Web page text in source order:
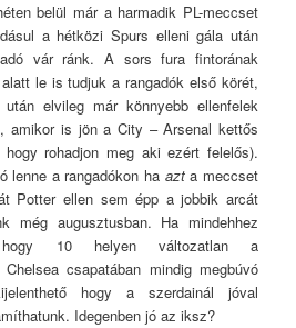
belül már a harmadik PL-meccset
a hétközi Spurs elleni gála után
vár ránk. A sors fura fintorának
le is tudjuk a rangadók első körét,
elvileg már könnyebb ellenfelek
amikor is jön a City – Arsenal kettős
rohadjon meg aki ezért felelős).
lenne a rangadókon ha azta meccset
Potter ellen sem épp a jobbik arcát
még augusztusban. Ha mindehhez
hogy 10 helyen változatlan a
csapatában mindig megbúvó
hogy a szerdainál jóval
Idegenben jó az iksz?